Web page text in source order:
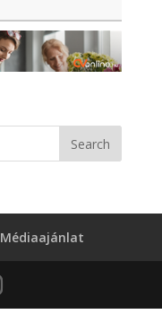
Médiaajánlat